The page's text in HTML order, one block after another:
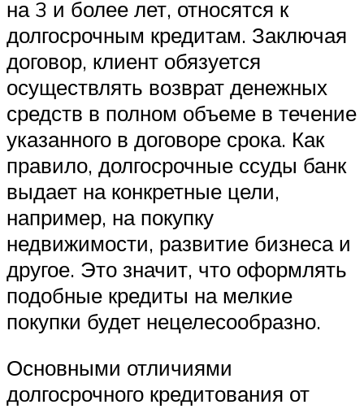
на 3 и более лет, относятся к
долгосрочным кредитам. Заключая
договор, клиент обязуется
осуществлять возврат денежных
средств в полном объеме в течение
указанного в договоре срока. Как
правило, долгосрочные ссуды банк
выдает на конкретные цели,
например, на покупку
недвижимости, развитие бизнеса и
другое. Это значит, что оформлять
подобные кредиты на мелкие
покупки будет нецелесообразно.
Основными отличиями
долгосрочного кредитования от